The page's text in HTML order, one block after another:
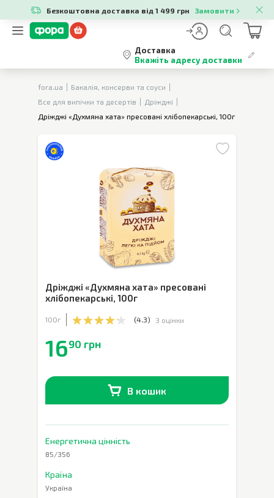
Безкоштовна доставка від 1 499 грн Замовити
Доставка
Вкажіть адресу доставки
fora.ua
Бакалія, консерви та соуси
Все для випічки та десертів
Дріжджі
Дріжджі «Духмяна хата» пресовані хлібопекарські, 100г
Дріжджі «Духмяна хата» пресовані
хлібопекарські, 100г
100г (4.3) 3 оцінки
1690 грн
В кошик
Енергетична цінність
85/356
Країна
Україна